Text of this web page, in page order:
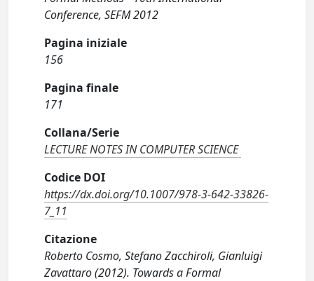
Conference, SEFM 2012
Pagina iniziale
156
Pagina finale
171
Collana/Serie
LECTURE NOTES IN COMPUTER SCIENCE
Codice DOI
https://dx.doi.org/10.1007/978-3-642-33826-
7_11
Citazione
Roberto Cosmo, Stefano Zacchiroli, Gianluigi
Zavattaro (2012). Towards a Formal